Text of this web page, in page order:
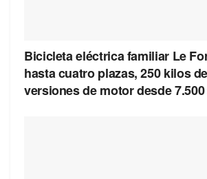
Bicicleta eléctrica familiar Le
hasta cuatro plazas, 250 kilos
versiones de motor desde